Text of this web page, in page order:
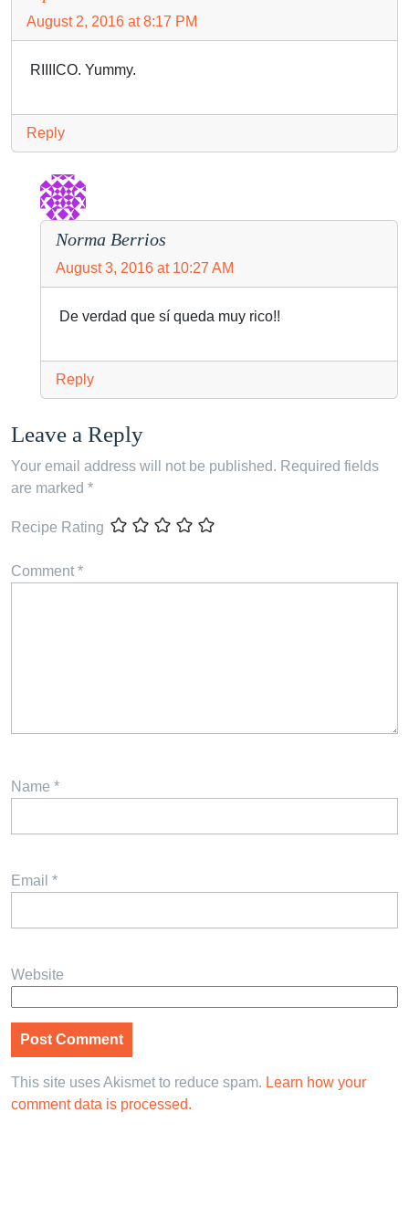
August 2, 2016 at 8:17 PM
RIIIICO. Yummy.
Reply
Norma Berrios
August 3, 2016 at 10:27 AM
De verdad que sí queda muy rico!!
Reply
Leave a Reply
Your email address will not be published. Required fields
are marked *
Recipe Rating
Comment *
Name *
Email *
Website
This site uses Akismet to reduce spam. Learn how your
comment data is processed.